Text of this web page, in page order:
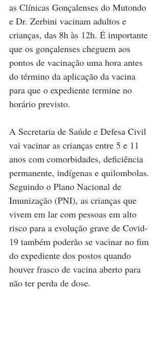
as Clínicas Gonçalenses do Mutondo
e Dr. Zerbini vacinam adultos e
crianças, das 8h às 12h. É importante
que os gonçalenses cheguem aos
pontos de vacinação uma hora antes
do término da aplicação da vacina
para que o expediente termine no
horário previsto.
A Secretaria de Saúde e Defesa Civil
vai vacinar as crianças entre 5 e 11
anos com comorbidades, deficiência
permanente, indígenas e quilombolas.
Seguindo o Plano Nacional de
Imunização (PNI), as crianças que
vivem em lar com pessoas em alto
risco para a evolução grave de Covid-
19 também poderão se vacinar no fim
do expediente dos postos quando
houver frasco de vacina aberto para
não ter perda de dose.